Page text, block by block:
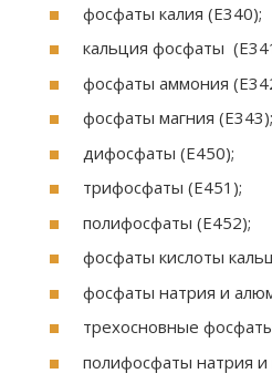
фосфаты калия (E340);
кальция фосфаты
фосфаты аммония
фосфаты магния (E343);
дифосфаты (Е450);
трифосфаты (E451);
полифосфаты (E452);
фосфаты кислоты
фосфаты натрия и
трехосновные
полифосфаты натрия и